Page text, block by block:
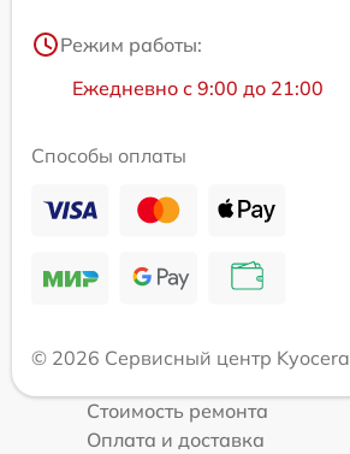
Режим работы:
Ежедневно с 9:00 до 21:00
Способы оплаты
© 2026 Сервисный центр Kyocera
Стоимость ремонта
Оплата и доставка